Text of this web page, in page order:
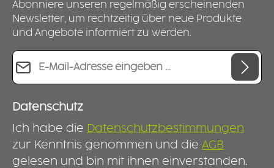
Abonniere unseren regelmäßig erscheinenden
Newsletter, um rechtzeitig über neue Produkte
und Angebote informiert zu werden.
E-Mail-Adresse*
Datenschutz
Ich habe die
Datenschutzbestimmungen
zur Kenntnis genommen und die AGB
gelesen und bin mit ihnen einverstanden.